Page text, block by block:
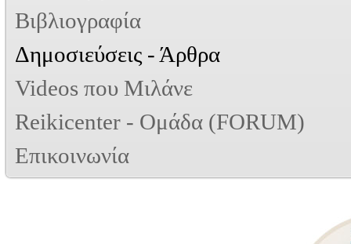
Βιβλιογραφία
Δημοσιεύσεις - Άρθρα
Videos που Μιλάνε
Reikicenter - Ομάδα (FORUM)
Επικοινωνία